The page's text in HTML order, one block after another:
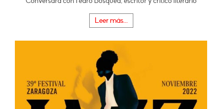
Leer más...